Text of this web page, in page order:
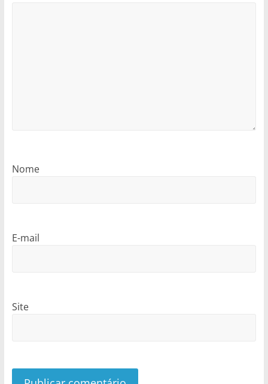
Nome
E-mail
Site